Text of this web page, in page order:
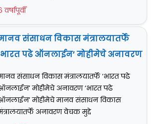
वर्षापूर्वी
संसाधन विकास मंत्रालयातर्फे
पढे ऑनलाईन’ मोहीमेचे अनावरण
संसाधन विकास मंत्रालयातर्फे ‘भारत पढे
मोहीमेचे अनावरण ‘भारत पढे
मोहीमेचे मानव संसाधन विकास
अनावरण वेचक मुद्दे